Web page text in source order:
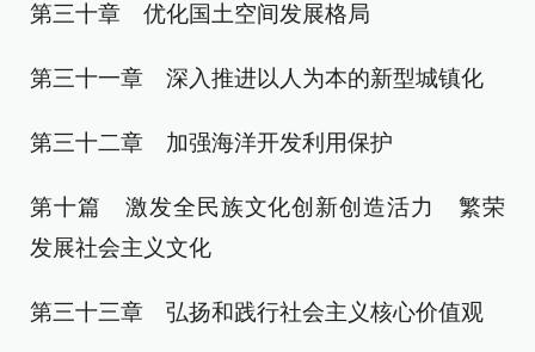
第三十章 优化国土空间发展格局
第三十一章 深入推进以人为本的新型城镇化
第三十二章 加强海洋开发利用保护
第十篇 激发全民族文化创新创造活力 繁荣
发展社会主义文化
第三十三章 弘扬和践行社会主义核心价值观